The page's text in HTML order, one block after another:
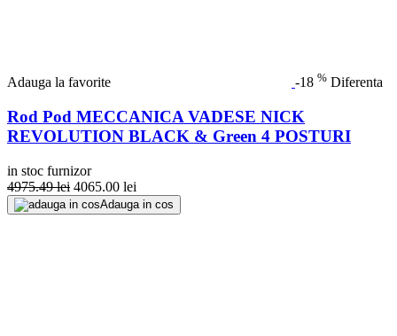
Adauga la favorite -18 % Diferenta
Rod Pod MECCANICA VADESE NICK
REVOLUTION BLACK & Green 4 POSTURI
in stoc furnizor
4975.49 lei 4065.00 lei
Adauga in cos